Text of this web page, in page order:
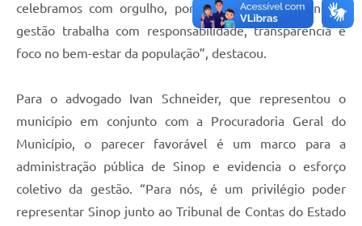
celebramos com orgulho, porque comprova que nossa
gestão trabalha com responsabilidade, transparência e
foco no bem-estar da população”, destacou.
Para o advogado Ivan Schneider, que representou o
município em conjunto com a Procuradoria Geral do
Município, o parecer favorável é um marco para a
administração pública de Sinop e evidencia o esforço
coletivo da gestão. “Para nós, é um privilégio poder
representar Sinop junto ao Tribunal de Contas do Estado